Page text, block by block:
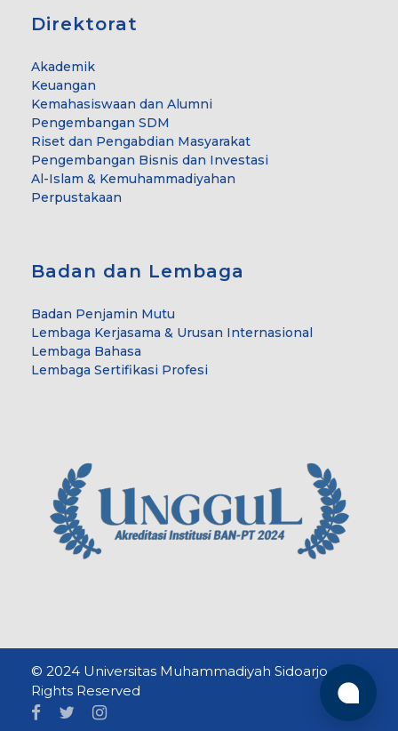
Direktorat
Akademik
Keuangan
Kemahasiswaan dan Alumni
Pengembangan SDM
Riset dan Pengabdian Masyarakat
Pengembangan Bisnis dan Investasi
Al-Islam & Kemuhammadiyahan
Perpustakaan
Badan dan Lembaga
Badan Penjamin Mutu
Lembaga Kerjasama & Urusan Internasional
Lembaga Bahasa
Lembaga Sertifikasi Profesi
© 2024 Universitas Muhammadiyah Sidoarjo. All
Rights Reserved